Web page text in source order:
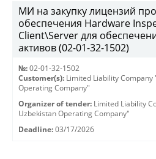
МИ на закупку лицензий
обеспечения Hardware
Client\Server для
активов (02-01-32-1502)
№: 02-01-32-1502
Customer(s): Limited Liability Company
Operating Company"
Organizer of tender: Limited Liability
Uzbekistan Operating Company"
Deadline: 03/17/2026